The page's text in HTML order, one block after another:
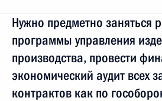
Нужно предметно заняться
программы управления
производства, провести
экономический аудит всех
контрактов как по